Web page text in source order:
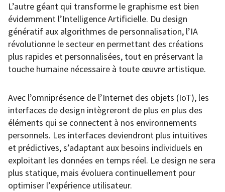
L’autre géant qui transforme le graphisme est bien
évidemment l’Intelligence Artificielle. Du design
génératif aux algorithmes de personnalisation, l’IA
révolutionne le secteur en permettant des créations
plus rapides et personnalisées, tout en préservant la
touche humaine nécessaire à toute œuvre artistique.
Avec l’omniprésence de l’Internet des objets (IoT), les
interfaces de design intègreront de plus en plus des
éléments qui se connectent à nos environnements
personnels. Les interfaces deviendront plus intuitives
et prédictives, s’adaptant aux besoins individuels en
exploitant les données en temps réel. Le design ne sera
plus statique, mais évoluera continuellement pour
optimiser l’expérience utilisateur.